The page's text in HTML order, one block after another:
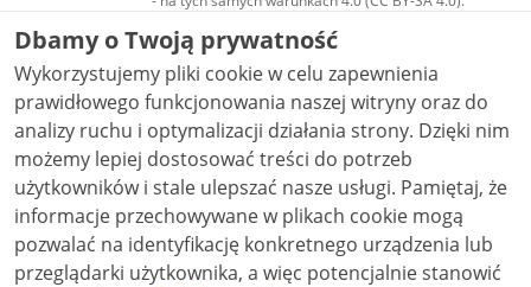
Materiały audiowizualne, w tym zdjęcia, materiały
audio i wideo, są udostępniane na licencji typu
Creative Commons: uznanie autorstwa użycie
niekomercyjne - bez utworów zależnych 4.0 (CC BY-
NC-ND 4.0), o ile nie jest to stwierdzone inaczej.
Dbamy o Twoją prywatność
Wykorzystujemy pliki cookie w celu zapewnienia
prawidłowego funkcjonowania naszej witryny oraz do
analizy ruchu i optymalizacji działania strony. Dzięki nim
możemy lepiej dostosować treści do potrzeb
użytkowników i stale ulepszać nasze usługi. Pamiętaj, że
informacje przechowywane w plikach cookie mogą
pozwalać na identyfikację konkretnego urządzenia lub
przeglądarki użytkownika, a więc potencjalnie stanowić